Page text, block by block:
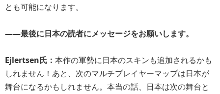
とも可能になります。
――最後に日本の読者にメッセージをお願いします。
Ejlertsen氏： 本作の軍勢に日本のスキンも追加されるかも
しれません！あと、次のマルチプレイヤーマップは日本が
舞台になるかもしれません。本当の話、日本は次の舞台と